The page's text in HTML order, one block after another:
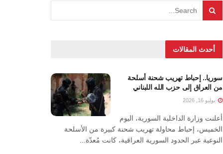
أحدث المقالات
سوريا.. إحباط تهريب شحنة أسلحة
من العراق إلى حزب الله اللبناني
يوليو 16, 2026
أعلنت وزارة الداخلية السورية، اليوم
الخميس، إحباط محاولة تهريب شحنة كبيرة من الأسلحة
النوعية عبر الحدود السورية العراقية، كانت مُعدّة...